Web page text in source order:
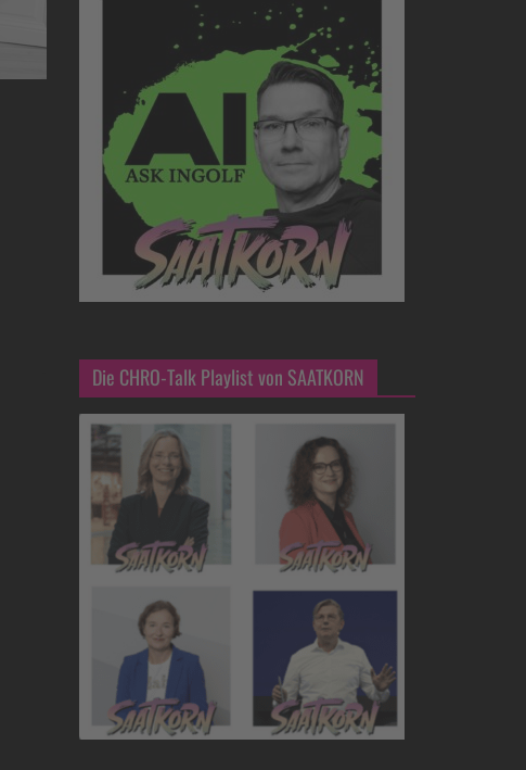
Die CHRO-Talk Playlist von SAATKORN